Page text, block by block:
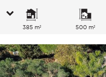
385 m² 500 m²